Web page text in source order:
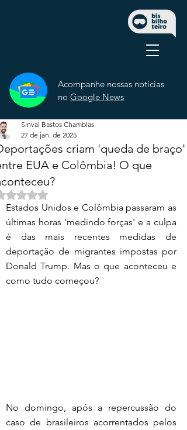
Acompanhe nossas notícias
no Google News
criam 'queda de braço'
EUA e Colômbia! O que
Sinval Bastos Chamblas
27 de jan. de 2025
Avaliado com NaN de 5 estrelas.
Estados Unidos e Colômbia passaram as
últimas horas 'medindo forças' e a culpa
é das mais recentes medidas de
deportação de migrantes impostas por
Donald Trump. Mas o que aconteceu e
como tudo começou?
No domingo, após a repercussão do
caso de brasileiros acorrentados pelos